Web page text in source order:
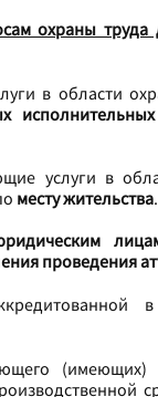
охраны
в области
услуги в
месту жительства.
проведения